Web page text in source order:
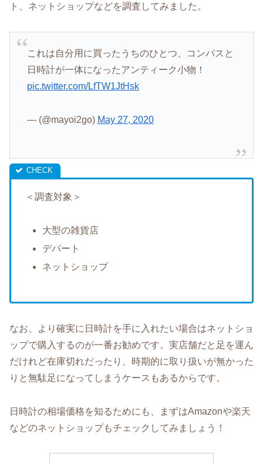
ト、ネットショップなどを調査してみました。
これは自分用に買ったうちのひとつ、コンパスと
日時計が一体になったアンティーク小物！
pic.twitter.com/LfTW1JtHsk
— (@mayoi2go) May 27, 2020
＜調査対象＞
大型の雑貨店
デパート
ネットショップ
なお、より確実に日時計を手に入れたい場合はネットショ
ップで購入するのが一番お勧めです。実店舗だと足を運ん
だけれど在庫切れだったり、時期的に取り扱いが無かった
りと無駄足になってしまうケースもあるからです。
日時計の相場価格を知るためにも、まずはAmazonや楽天
などのネットショップもチェックしてみましょう！